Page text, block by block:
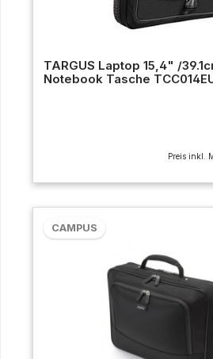
TARGUS Laptop 15,4" /
Notebook Tasche
Preis inkl.
CAMPUS